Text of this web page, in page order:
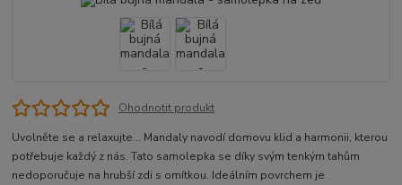
Ohodnotit produkt
Uvolněte se a relaxujte... Mandaly navodí domovu klid a harmonii, kterou
potřebuje každý z nás. Tato samolepka se díky svým tenkým tahům
nedoporučuje na hrubší zdi s omítkou. Ideálním povrchem je